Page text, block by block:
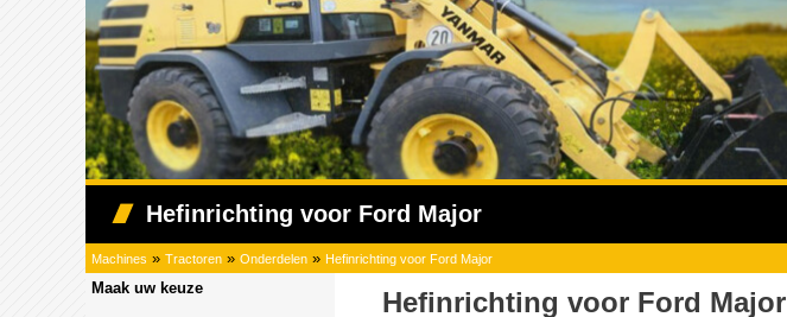
Hefinrichting voor Ford Major
Machines » Tractoren » Onderdelen » Hefinrichting voor Ford Major
Maak uw keuze Hefinrichting voor Ford Major